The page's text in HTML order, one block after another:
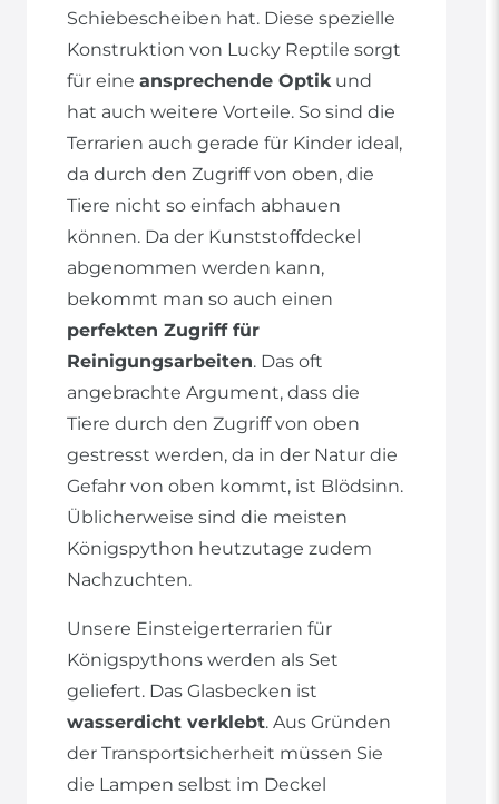
Schiebescheiben hat. Diese spezielle
Konstruktion von Lucky Reptile sorgt
für eine ansprechende Optikund
hat auch weitere Vorteile. So sind die
Terrarien auch gerade für Kinder ideal,
da durch den Zugriff von oben, die
Tiere nicht so einfach abhauen
können. Da der Kunststoffdeckel
abgenommen werden kann,
bekommt man so auch einen
perfekten Zugriff für
Reinigungsarbeiten. Das oft
angebrachte Argument, dass die
Tiere durch den Zugriff von oben
gestresst werden, da in der Natur die
Gefahr von oben kommt, ist Blödsinn.
Üblicherweise sind die meisten
Königspython heutzutage zudem
Nachzuchten.
Unsere Einsteigerterrarien für
Königspythons werden als Set
geliefert. Das Glasbecken ist
wasserdicht verklebt. Aus Gründen
der Transportsicherheit müssen Sie
die Lampen selbst im Deckel